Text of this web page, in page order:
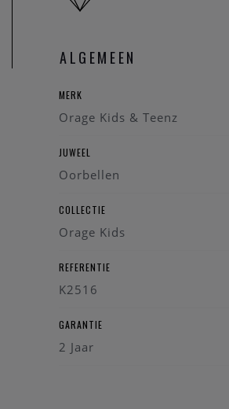
ALGEMEEN
MERK
Orage Kids & Teenz
JUWEEL
Oorbellen
COLLECTIE
Orage Kids
REFERENTIE
K2516
GARANTIE
2 Jaar